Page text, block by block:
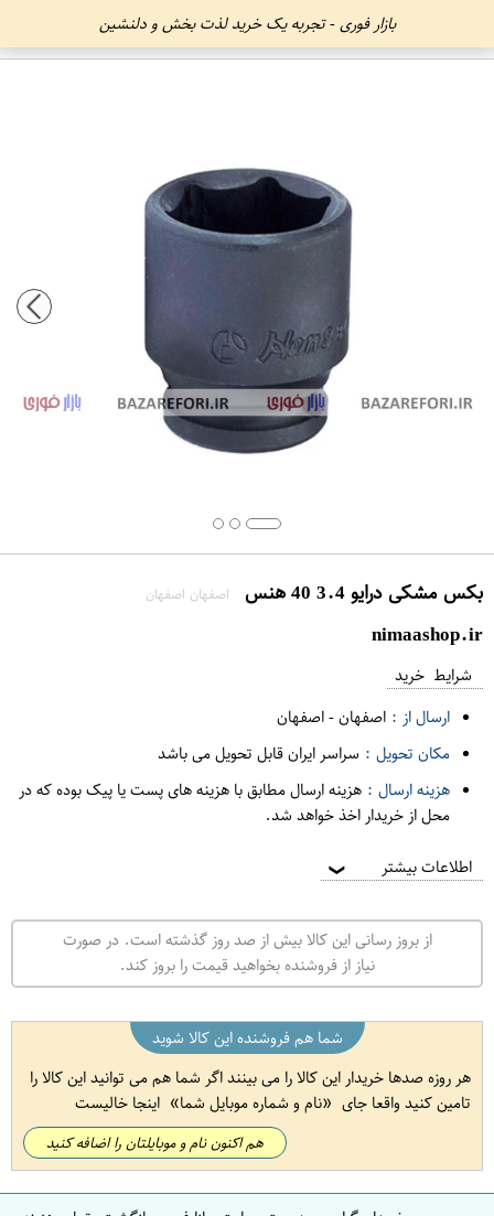
بازار فوری - تجربه یک خرید لذت بخش و دلنشین
بکس مشکی درایو 3.4 40 هنس اصفهان اصفهان
nimaashop.ir
شرایط خرید
ارسال از : اصفهان-اصفهان
مکان تحویل : سراسر ایران قابل تحویل می باشد
هزینه ارسال : هزینه ارسال مطابق با هزینه های پست یا پیک بوده که در
محل از خریدار اخذ خواهد شد.
اطلاعات بیشتر ❯
از بروز رسانی این کالا بیش از صد روز گذشته است. در صورت
نیاز از فروشنده بخواهید قیمت را بروز کند.
شما هم فروشنده این کالا شوید
هر روزه صدها خریدار این کالا را می بینند اگر شما هم می توانید این کالا را
تامین کنید واقعا جای
نام و شماره موبایل شما اینجا خالیست
هم اکنون نام و موبایلتان را اضافه کنید